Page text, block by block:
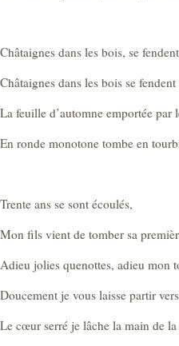
Châtaignes dans les bois, se
Châtaignes dans les bois se fendent
La feuille d’automne emportée par
En ronde monotone tombe en
Trente ans se sont écoulés,
Mon fils vient de tomber sa
Adieu jolies quenottes, adieu mon
Doucement je vous laisse partir
Le cœur serré je lâche la main de